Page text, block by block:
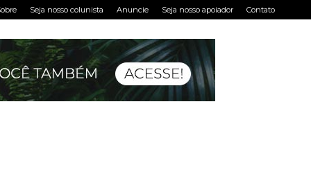
Seja nosso colunista Anuncie Seja nosso apoiador Contato